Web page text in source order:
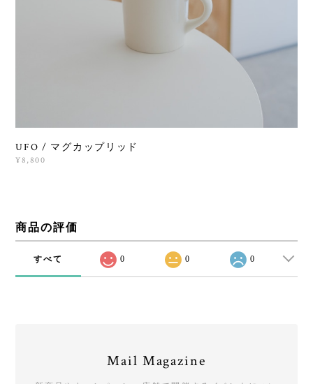
UFO / マグカップリッド
¥8,800
商品の評価
すべて 0 0 0
Mail Magazine